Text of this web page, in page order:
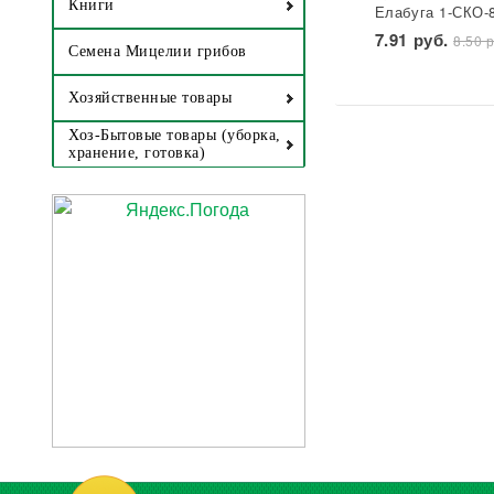
Книги
Семена Мицелии грибов
Хозяйственные товары
Хоз-Бытовые товары (уборка,
хранение, готовка)
Елабуга 1-СКО-
лакированная
Звезда 1/50/
7.91 руб.8.50